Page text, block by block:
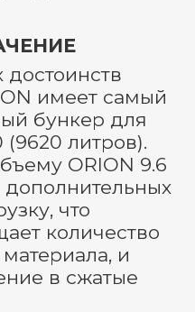
имеет самый
бункер для
литров).
ORION 9.6
дополнительных
что
количество
и
в сжатые